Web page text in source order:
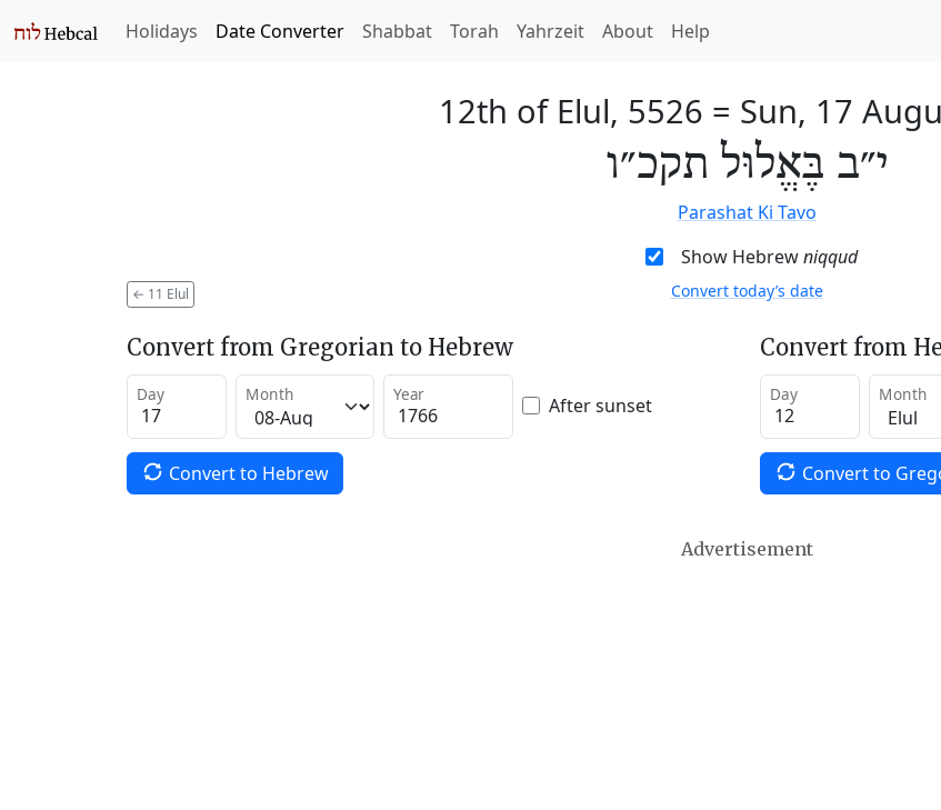
Holidays Date Converter Shabbat Torah Yahrzeit About Help
12th of Elul, 5526 = Sun, 17
י״ב בֶּאֱלוּל תקכ״ו
Parashat Ki Tavo
Show Hebrewniqqud
← 11 Elul Convert today’s date
Convert from Gregorian to Hebrew
Day Month Year After sunset
Convert to Hebrew
Convert from
Day Month
Convert to
Advertisement